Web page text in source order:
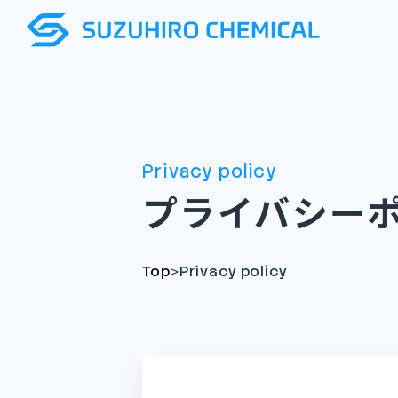
Privacy policy
プライバシー
Top>Privacy policy